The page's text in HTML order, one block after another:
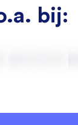
bij: